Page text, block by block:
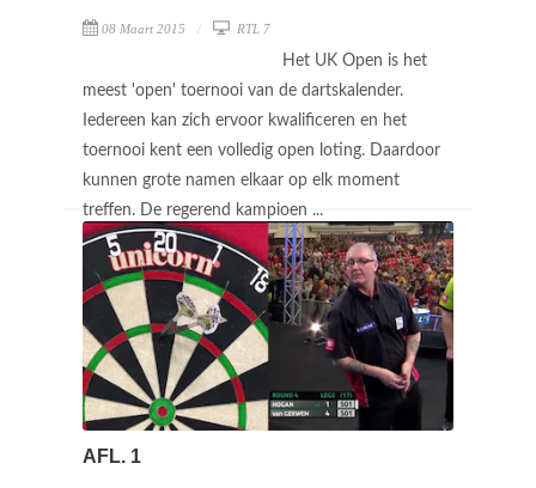
08 Maart 2015 RTL 7
Het UK Open is het
meest 'open' toernooi van de dartskalender.
Iedereen kan zich ervoor kwalificeren en het
toernooi kent een volledig open loting. Daardoor
kunnen grote namen elkaar op elk moment
treffen. De regerend kampioen ...
AFL. 1